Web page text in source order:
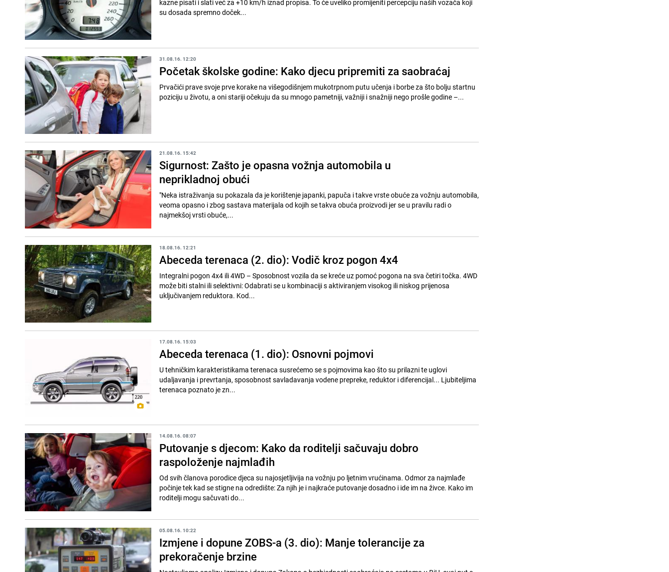
kazne pisati i slati već za +10 km/h iznad propisa. To će uveliko promijeniti percepciju naših vozača koji
su dosada spremno doček...
31.08.16. 12:20
Početak školske godine: Kako djecu pripremiti za saobraćaj
Prvačići prave svoje prve korake na višegodišnjem mukotrpnom putu učenja i borbe za što bolju startnu
poziciju u životu, a oni stariji očekuju da su mnogo pametniji, važniji i snažniji nego prošle godine –...
21.08.16. 15:42
Sigurnost: Zašto je opasna vožnja automobila u
neprikladnoj obući
"Neka istraživanja su pokazala da je korištenje japanki, papuča i takve vrste obuće za vožnju automobila,
veoma opasno i zbog sastava materijala od kojih se takva obuća proizvodi jer se u pravilu radi o
najmekšoj vrsti obuće,...
18.08.16. 12:21
Abeceda terenaca (2. dio): Vodič kroz pogon 4x4
Integralni pogon 4x4 ili 4WD – Sposobnost vozila da se kreće uz pomoć pogona na sva četiri točka. 4WD
može biti stalni ili selektivni: Odabrati se u kombinaciji s aktiviranjem visokog ili niskog prijenosa
uključivanjem reduktora. Kod...
17.08.16. 15:03
Abeceda terenaca (1. dio): Osnovni pojmovi
U tehničkim karakteristikama terenaca susrećemo se s pojmovima kao što su prilazni te uglovi
udaljavanja i prevrtanja, sposobnost savladavanja vodene prepreke, reduktor i diferencijal... Ljubiteljima
terenaca poznato je zn...
14.08.16. 08:07
Putovanje s djecom: Kako da roditelji sačuvaju dobro
raspoloženje najmlađih
Od svih članova porodice djeca su najosjetljivija na vožnju po ljetnim vrućinama. Odmor za najmlađe
počinje tek kad se stigne na odredište: Za njih je i najkraće putovanje dosadno i ide im na živce. Kako im
roditelji mogu sačuvati do...
05.08.16. 10:22
Izmjene i dopune ZOBS-a (3. dio): Manje tolerancije za
prekoračenje brzine